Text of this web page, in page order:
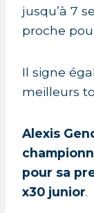
jusqu’à 7
proche
Il signe
meilleurs
Alexis
pour sa
x30 junior.